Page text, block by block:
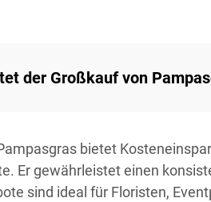
der Großkauf von
bietet
Er gewährleistet einen
sind ideal für Floristen,